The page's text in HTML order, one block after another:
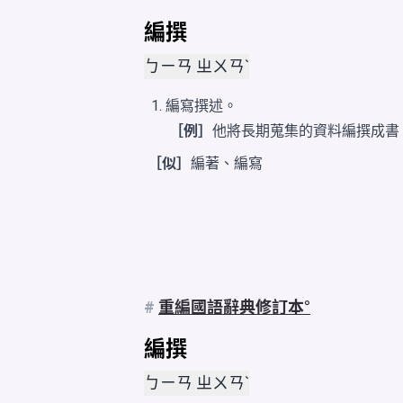
編撰
ㄅㄧㄢ ㄓㄨㄢˋ
編寫撰述。
［例］ 他將長期蒐集的資料編撰成書
［似］ 編著 、 編寫
# 重編國語辭典修訂本
編撰
ㄅㄧㄢ ㄓㄨㄢˋ